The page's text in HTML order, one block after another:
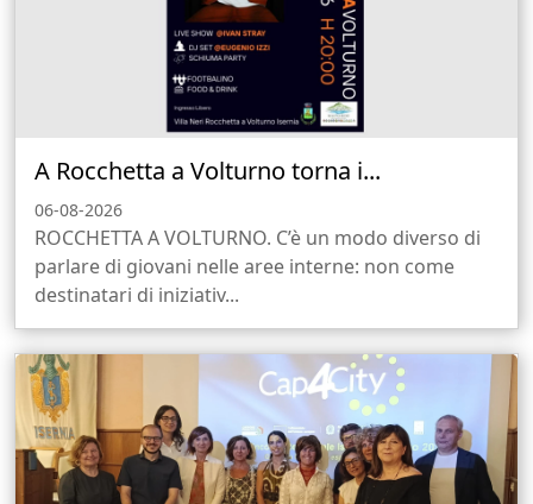
A Rocchetta a Volturno torna i...
06-08-2026
ROCCHETTA A VOLTURNO. C’è un modo diverso di
parlare di giovani nelle aree interne: non come
destinatari di iniziativ...